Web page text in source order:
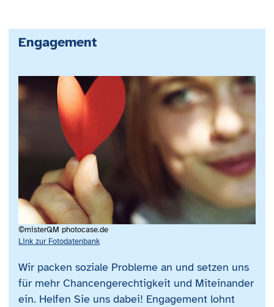
Engagement
©misterQM photocase.de
Link zur Fotodatenbank
Wir packen soziale Probleme an und setzen uns
für mehr Chancengerechtigkeit und Miteinander
ein. Helfen Sie uns dabei! Engagement lohnt